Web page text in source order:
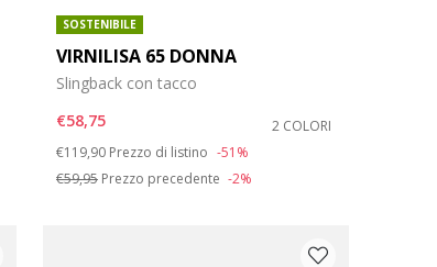
SOSTENIBILE
VIRNILISA 65 DONNA
Slingback con tacco
€58,75
2 COLORI
Price reduced from
€119,90 to
Prezzo di listino -51%
€59,95Prezzo precedente -2%